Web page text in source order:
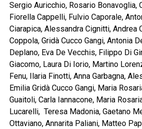
Sergio Auricchio, Rosario Bonavoglia,
Fiorella Cappelli, Fulvio Caporale,
Ciarapica, Alessandra Cignitti, Andrea
Coppola, Gridà Cucco Gangi, Antonia
Deplano, Eva De Vecchis, Filippo Di
Giacomo, Laura Di Iorio, Martino
Fenu, Ilaria Finotti, Anna Garbagna,
Emilia Gridà Cucco Gangi, Maria
Guaitoli, Carla Iannacone, Maria
Lucarelli, Teresa Madonia, Gaetano
Ottaviano, Annarita Paliani, Matteo